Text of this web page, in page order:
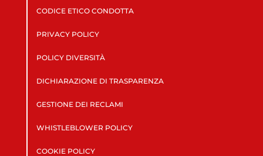
CODICE ETICO CONDOTTA
PRIVACY POLICY
POLICY DIVERSITÀ
DICHIARAZIONE DI TRASPARENZA
GESTIONE DEI RECLAMI
WHISTLEBLOWER POLICY
COOKIE POLICY